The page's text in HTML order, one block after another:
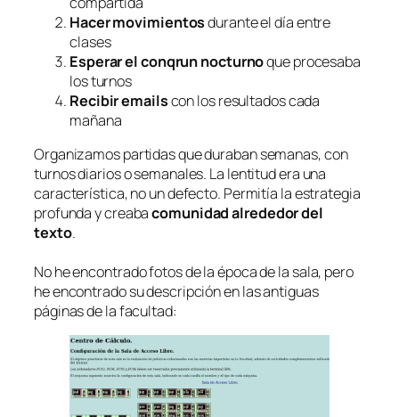
Hacer movimientosdurante el día entre
clases
Esperar elconqrunnocturnoque procesaba
los turnos
Recibir emailscon los resultados cada
mañana
Organizamos partidas que duraban semanas, con
turnos diarios o semanales. La lentitud era una
característica, no un defecto. Permitía la estrategia
profunda y creabacomunidad alrededor del
texto.
No he encontrado fotos de la época de la sala, pero
he encontrado su descripción en las antiguas
páginas de la facultad: